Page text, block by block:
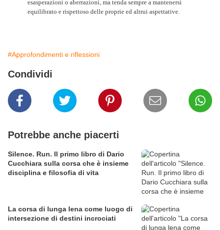
esasperazioni o aberrazioni, ma tenda sempre a mantenersi
equilibrato e rispettoso delle proprie ed altrui aspettative.
#Approfondimenti e riflessioni
Condividi
Potrebbe anche piacerti
Silence. Run. Il primo libro di Dario
Cucchiara sulla corsa che è insieme
disciplina e filosofia di vita
La corsa di lunga lena come luogo di
intersezione di destini incrociati